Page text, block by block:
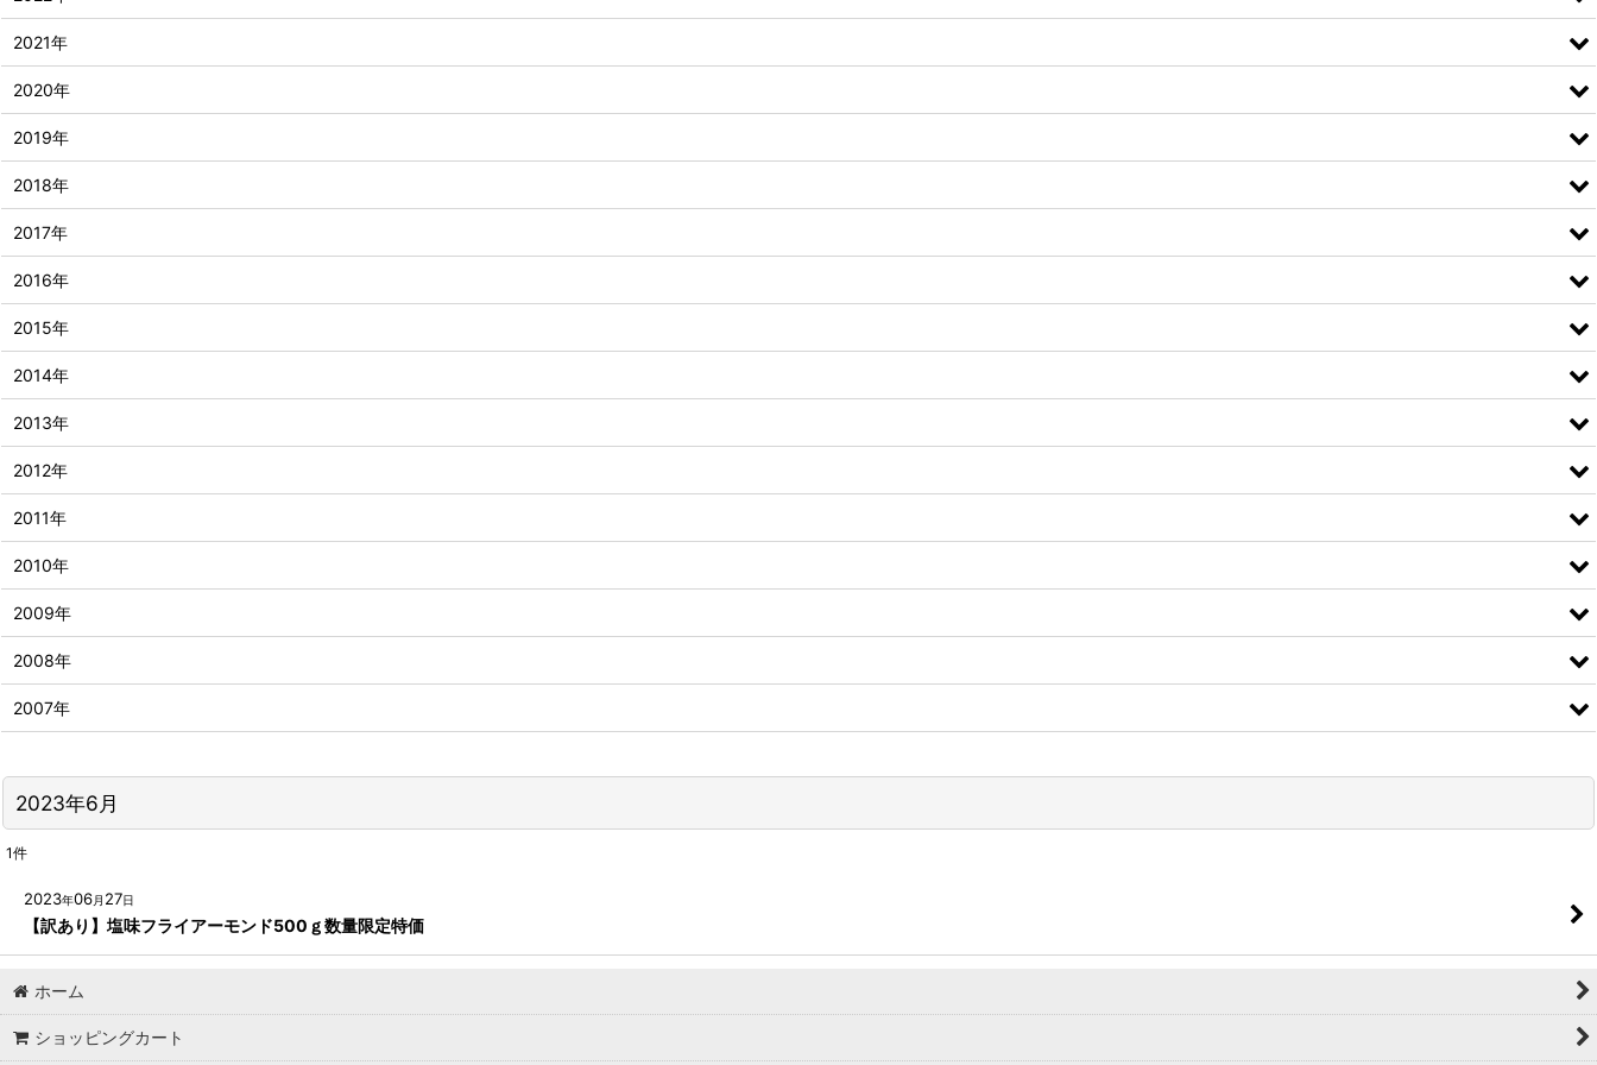
2023年6月
1件
2023年06月 27日
【訳あり】塩味フライアーモンド500ｇ数量限定特価
2021年
2020年
2019年
2018年
2017年
2016年
2015年
2014年
2013年
2012年
2011年
2010年
2009年
2008年
2007年
ホーム
ショッピングカート